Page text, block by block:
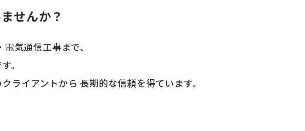
せんか？
気通信工事まで、
。
ライアントから 長期的な信頼を得ています。